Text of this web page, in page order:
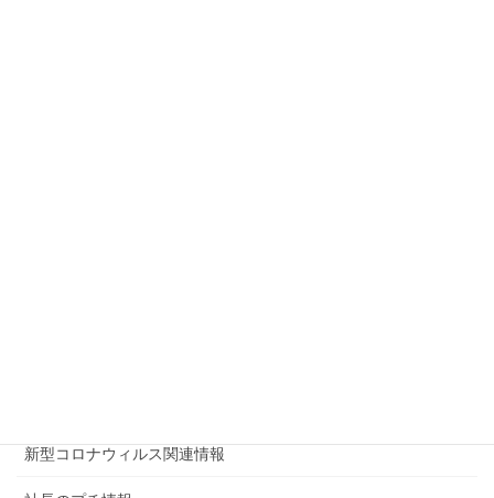
新型コロナウィルス関連情報